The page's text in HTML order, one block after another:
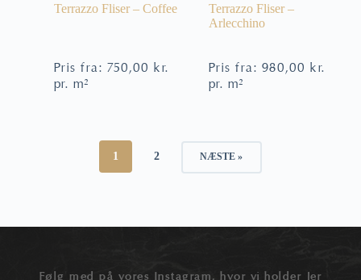
Terrazzo Fliser – Coffee
Pris fra: 750,00kr.
pr. m²
Terrazzo Fliser –
Arlecchino
Pris fra: 980,00kr.
pr. m²
1 2 NÆSTE »
Følg med på vores Instagram, hvor vi holder Jer